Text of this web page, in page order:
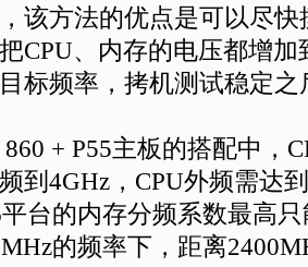
该方法的优点是可以尽
CPU、内存的电压都增
标频率，拷机测试稳定
+ P55主板的搭配中，
到4GHz，CPU外频需达
台的内存分频系数最高
的频率下，距离